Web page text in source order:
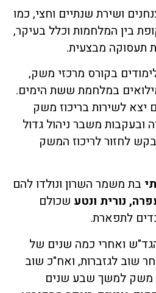
ושירת שנתיים וחצי, כמו
בין המלחמות וכלל בעיקר,
תעסוקה מבצעית.
בקורס מרכזי משק,
במלחמת ששת הימים.
יצא לשירות בריכוז משק
ובעקבות משבר ניהול גדול
לחזור לריכוז המשק
בת משמר השרון ונולדו להם
נורית ונטע שכולם
ואחרי כמה שנים של
שוב לגזברות, ואח"כ שוב
משק למשך שבע שנים